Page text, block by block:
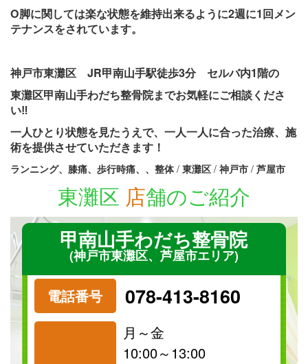
O脚に関しては楽な状態を維持出来るように2週に1回メン
テナンスをされています。
神戸市東灘区 JR甲南山手駅徒歩3分 セルバ内1階の
東灘区甲南山手わだち整骨院までお気軽にご相談くださ
い‼
一人ひとり状態を見たうえで、一人一人に合った治療、施
術を提供させていただきます！
ランニング、膝痛、歩行時痛、、整体/ 東灘区 / 神戸市 / 芦屋市
東灘区 店舗のご紹介
甲南山手わだち整骨院
(神戸市東灘区、芦屋市エリア)
電話番号 078-413-8160
月～金
10:00～13:00